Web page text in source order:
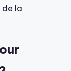
de la